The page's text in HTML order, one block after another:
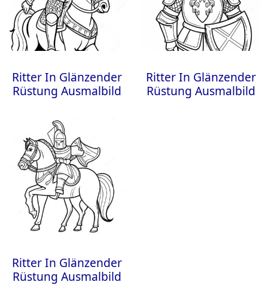
Ritter In Glänzender
Rüstung Ausmalbild
Ritter In Glänzender
Rüstung Ausmalbild
Ritter In Glänzender
Rüstung Ausmalbild